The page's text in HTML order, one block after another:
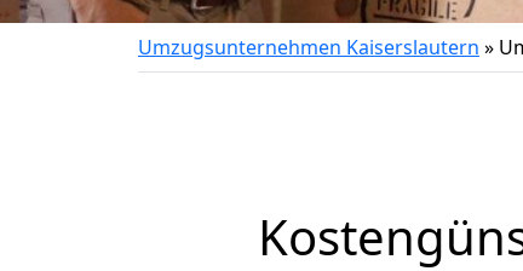
Umzugsunternehmen Kaiserslautern »